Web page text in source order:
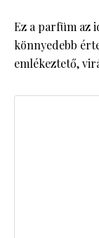
Ez a parfüm az
könnyedebb
emlékeztető,